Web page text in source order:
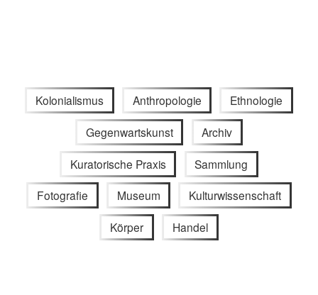
Kolonialismus Anthropologie Ethnologie
Gegenwartskunst Archiv
Kuratorische Praxis Sammlung
Fotografie Museum Kulturwissenschaft
Körper Handel